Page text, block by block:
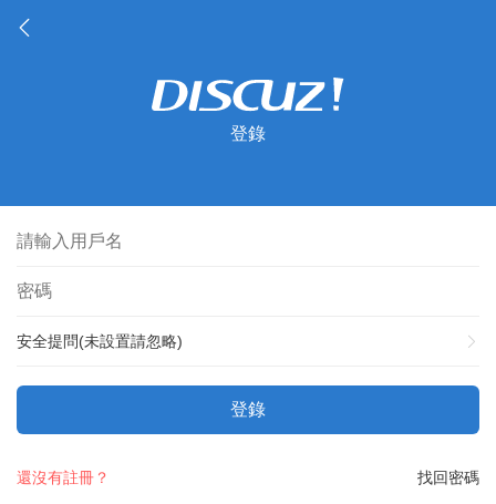
登錄
安全提問(未設置請忽略)
登錄
找回密碼
還沒有註冊？